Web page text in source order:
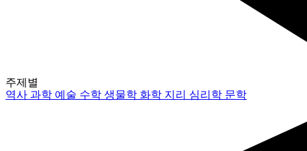
주제별
역사과학 예술 수학생물학 화학 지리 심리학 문학